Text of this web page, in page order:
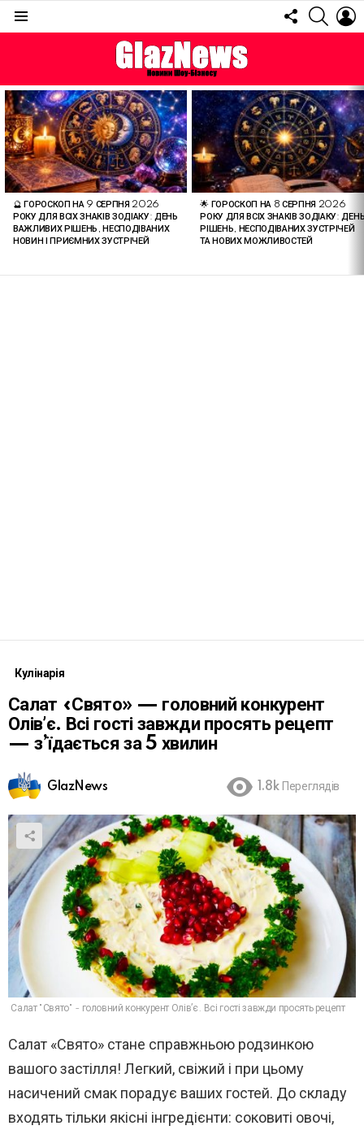
FOLLOW
US
ОСТАННІ
СТАТТІ
🔮 ГОРОСКОП НА 9 СЕРПНЯ 2026
РОКУ ДЛЯ ВСІХ ЗНАКІВ ЗОДІАКУ: ДЕНЬ
ВАЖЛИВИХ РІШЕНЬ, НЕСПОДІВАНИХ
НОВИН І ПРИЄМНИХ ЗУСТРІЧЕЙ
🌟 ГОРОСКОП НА 8 СЕРПНЯ 2026
РОКУ ДЛЯ ВСІХ ЗНАКІВ ЗОДІАКУ:
РІШЕНЬ, НЕСПОДІВАНИХ ЗУСТРІЧЕЙ
ТА НОВИХ МОЖЛИВОСТЕЙ
Кулінарія
Салат «Свято» — головний конкурент
Олівʼє. Всі гості завжди просять рецепт
— з’їдається за 5 хвилин
GlazNews 1.8k Переглядів
Салат "Свято" - головний конкурент Олівʼє. Всі гості завжди просять рецепт
Салат «Свято» стане справжньою родзинкою
вашого застілля! Легкий, свіжий і при цьому
насичений смак порадує ваших гостей. До складу
входять тільки якісні інгредієнти: соковиті овочі,